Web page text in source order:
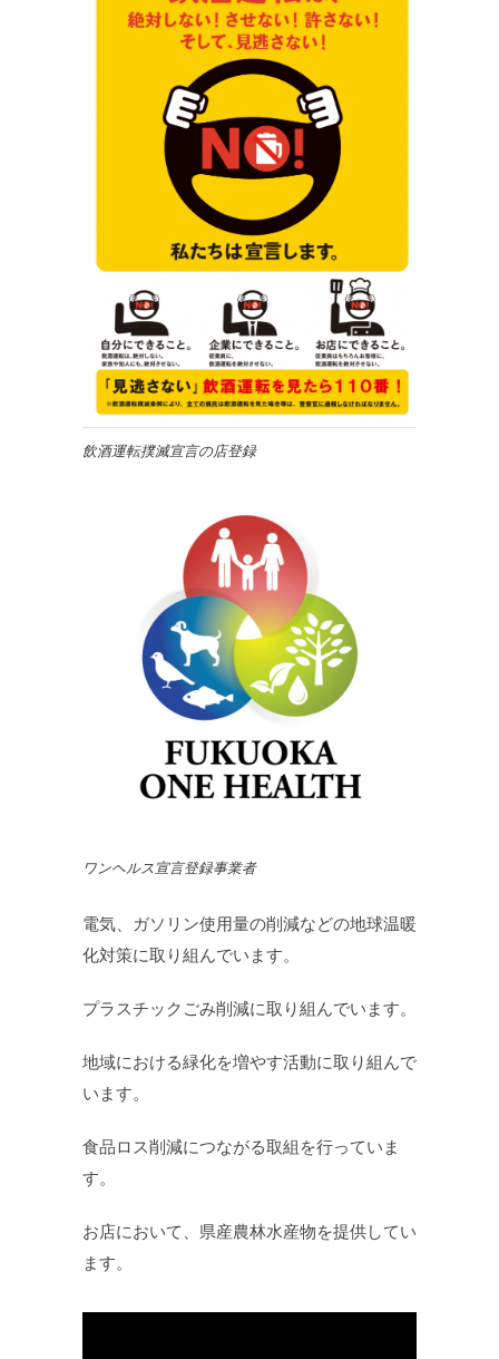
飲酒運転撲滅宣言の店登録
ワンヘルス宣言登録事業者
電気、ガソリン使用量の削減などの地球温暖
化対策に取り組んでいます。
プラスチックごみ削減に取り組んでいます。
地域における緑化を増やす活動に取り組んで
います。
食品ロス削減につながる取組を行っていま
す。
お店において、県産農林水産物を提供してい
ます。